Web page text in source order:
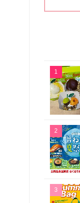
1
2
3